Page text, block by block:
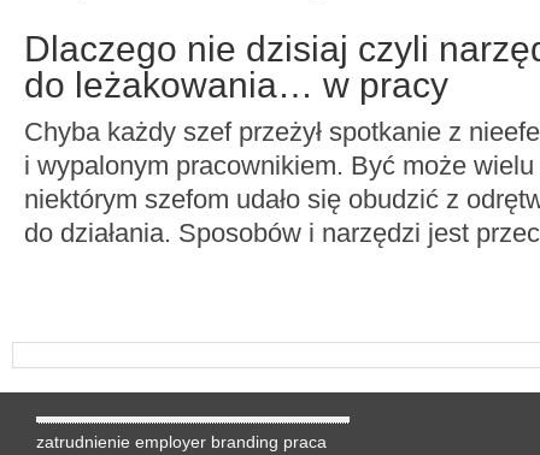
Dlaczego nie dzisiaj czyli
do leżakowania… w pracy
Chyba każdy szef przeżył spotkanie z
i wypalonym pracownikiem. Być może
niektórym szefom udało się obudzić z
do działania. Sposobów i narzędzi jest
zatrudnienie employer branding praca